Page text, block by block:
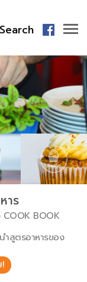
Search
าร
COOK BOOK
ำสูตรอาหารของ
!